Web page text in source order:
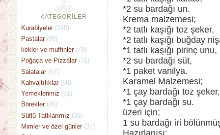
*2 su bardağı un.
Krema malzemesi;
*2 tatlı kaşığı toz şeker,
*2 tatlı kaşığı buğday
*1 tatlı kaşığı pirinç unu,
*2 su bardağı süt,
*1 paket vanilya.
Karamel Malzemesi;
*1 çay bardağı toz şeker,
*1 çay bardağı su.
üzeri için;
1 su bardağı iri
KATEGORİLER
Kurabiyeler (140)
Pastalar (99)
kekler ve muffinler (79)
Poğaça ve Pizzalar (71)
Salatalar (67)
Kahvaltılıklar (66)
Yemeklerimiz (51)
Börekler (46)
Sütlü Tatlılarımız (39)
Mimler ve özel günler (37)